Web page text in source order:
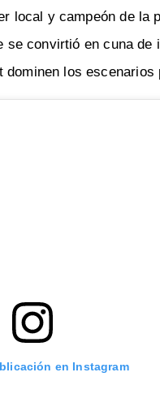
local y campeón de
se convirtió en cuna
dominen los escenarios
en Instagram